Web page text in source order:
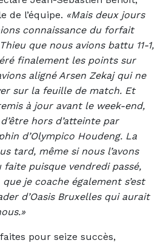
de l’équipe. «Mais deux jours
connaissance du forfait
que nous avions battu 11-1,
finalement les points sur
aligné Arsen Zekaj qui ne
sur la feuille de match. Et
à jour avant le week-end,
hors d’atteinte par
d’Olympico Houdeng. La
tard, même si nous l’avons
puisque vendredi passé,
que je coache également s’est
d’Oasis Bruxelles qui aurait
pour seize succès,